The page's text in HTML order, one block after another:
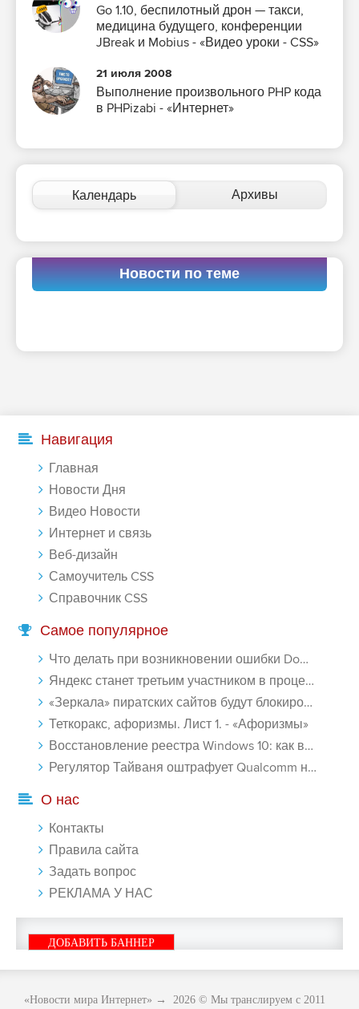
Go 1.10, беспилотный дрон — такси,
медицина будущего, конференции
JBreak и Mobius - «Видео уроки - CSS»
21 июля 2008
Выполнение произвольного PHP кода
в PHPizabi - «Интернет»
Календарь Архивы
Новости по теме
Навигация
Главная
Новости Дня
Видео Новости
Интернет и связь
Веб-дизайн
Самоучитель CSS
Справочник CSS
Самое популярное
Что делать при возникновении ошибки Download interrupted в Chrome - «Windows»
Яндекс станет третьим участником в процессе ФАС против Google - «Интернет»
«Зеркала» пиратских сайтов будут блокироваться! - «Интернет»
Теткоракс, афоризмы. Лист 1. - «Афоризмы»
Восстановление реестра Windows 10: как восстановить реестр Виндовс 10 - «Windows»
Регулятор Тайваня оштрафует Qualcomm на $774 млн - «Новости сети»
О нас
Контакты
Правила сайта
Задать вопрос
РЕКЛАМА У НАС
ДОБАВИТЬ БАННЕР
«Новости мира Интернет» → 2026 © Мы транслируем с 2011